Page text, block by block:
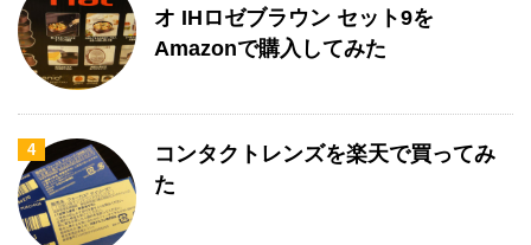
オ IHロゼブラウン セット9を
Amazonで購入してみた
4
コンタクトレンズを楽天で買ってみ
た